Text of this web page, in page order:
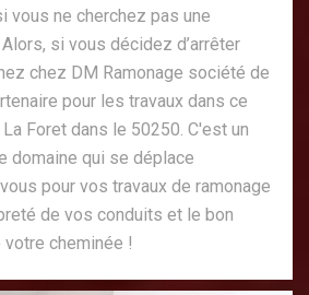
vous ne cherchez pas une
si vous décidez d’arrêter
chez DM Ramonage société de
pour les travaux dans ce
Foret dans le 50250. C'est un
domaine qui se déplace
pour vos travaux de ramonage
de vos conduits et le bon
cheminée !